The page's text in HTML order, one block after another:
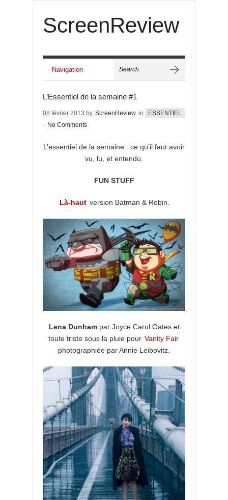
ScreenReview
L’Essentiel de la semaine #1
08 février 2013 by ScreenReview in
ESSENTIEL
- No Comments
L’essentiel de la semaine : ce qu’il faut avoir
vu, lu, et entendu.
FUN STUFF
Là-haut version Batman & Robin.
Lena Dunhampar Joyce Carol Oates et
toute triste sous la pluie pour Vanity Fair
photographiée par Annie Leibovitz.